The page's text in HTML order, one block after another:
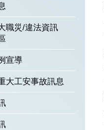
職災/違法資訊
宣導
大工安事故訊息